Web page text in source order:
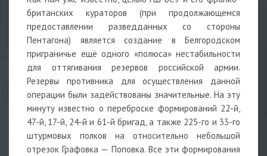
британских кураторов (при продолжающемся
предоставлении разведданных со стороны
Пентагона) является создание в Белгородском
приграничье ещё одного «полюса» нестабильности
для оттягивания резервов российской армии.
Резервы противника для осуществления данной
операции были задействованы значительные. На эту
минуту известно о переброске формирований 22-й,
47-й, 17-й, 24-й и 61-й бригад, а также 225-го и 33-го
штурмовых полков на относительно небольшой
отрезок Графовка — Поповка. Все эти формирования